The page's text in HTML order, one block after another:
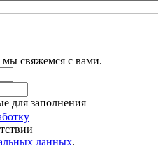
мы свяжемся с вами.
для заполнения
данных.